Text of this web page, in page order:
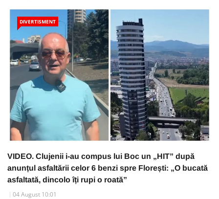
DIVERTISMENT
VIDEO. Clujenii i-au compus lui Boc un „HIT” după
anunțul asfaltării celor 6 benzi spre Florești: „O bucată
asfaltată, dincolo îți rupi o roată”
04 August 10:01